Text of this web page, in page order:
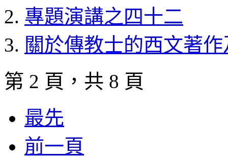
專題演講之四十二
關於傳教士的西文著
第 2 頁，共 8 頁
最先
前一頁